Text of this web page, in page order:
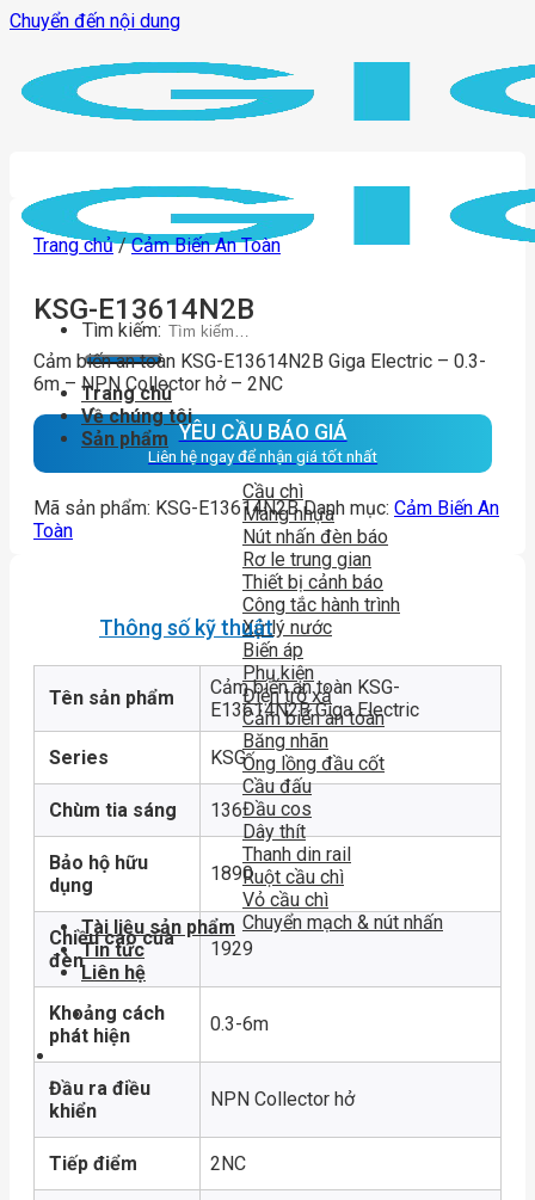
Chuyển đến nội dung
Tìm kiếm:
Trang chủ
Về chúng tôi
Sản phẩm
Cầu chì
Máng nhựa
Nút nhấn đèn báo
Rơ le trung gian
Thiết bị cảnh báo
Công tắc hành trình
Xử lý nước
Biến áp
Phụ kiện
Điện trở xả
Cảm biến an toàn
Băng nhãn
Ống lồng đầu cốt
Cầu đấu
Đầu cos
Dây thít
Thanh din rail
Ruột cầu chì
Vỏ cầu chì
Chuyển mạch & nút nhấn
Tài liệu sản phẩm
Tin tức
Liên hệ
Trang chủ / Cảm Biến An Toàn
KSG-E13614N2B
Cảm biến an toàn KSG-E13614N2B Giga Electric – 0.3-
6m – NPN Collector hở – 2NC
YÊU CẦU BÁO GIÁ
Liên hệ ngay để nhận giá tốt nhất
Mã sản phẩm: KSG-E13614N2B Danh mục: Cảm Biến An
Toàn
Thông số kỹ thuật
Tên sản phẩm
Cảm biến an toàn KSG-
E13614N2B Giga Electric
Series KSG
Chùm tia sáng 136
Bảo hộ hữu
dụng
1890
Chiều cao của
đèn
1929
Khoảng cách
phát hiện
0.3-6m
Đầu ra điều
khiển
NPN Collector hở
Tiếp điểm 2NC